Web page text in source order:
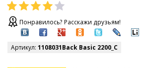
Понравилось? Расскажи друзьям!
Артикул: 1108031Back Basic 2200_C